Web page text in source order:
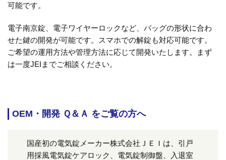
可能です。
電子南京錠、電子ワイヤーロックなど、バッグの形状に合わ
せた鍵の開発が可能です。スマホでの解錠も対応可能です。
ご希望の運用方法や管理方法に応じて開発いたします。まず
は一度JEIまでご相談ください。
OEM・開発 Ｑ＆Ａ をご覧の方へ
国産初の電気錠メーカー株式会社ＪＥＩは、引戸
用採風電気錠ケアロック、電気錠制御盤、入退室